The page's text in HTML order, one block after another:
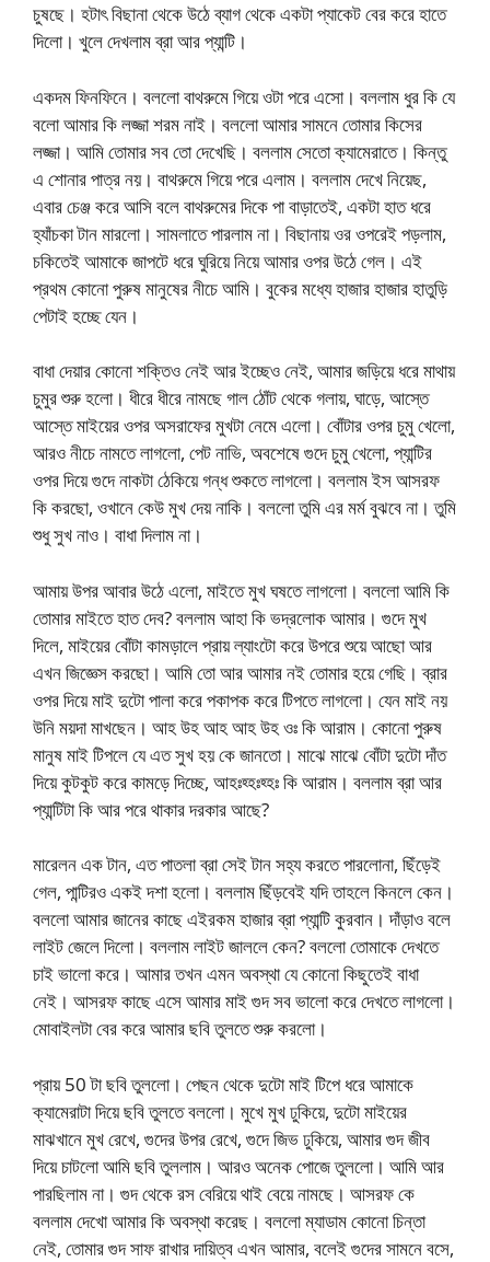
চুষছে। হটাৎ বিছানা থেকে উঠে ব্যাগ থেকে একটা প্যাকেট বের করে হাতে
দিলো। খুলে দেখলাম ব্রা আর প্যান্টি।
একদম ফিনফিনে। বললো বাথরুমে গিয়ে ওটা পরে এসো। বললাম ধুর কি যে
বলো আমার কি লজ্জা শরম নাই। বললো আমার সামনে তোমার কিসের
লজ্জা। আমি তোমার সব তো দেখেছি। বললাম সেতো ক্যামেরাতে। কিন্তু
এ শোনার পাত্র নয়। বাথরুমে গিয়ে পরে এলাম। বললাম দেখে নিয়েছ,
এবার চেঞ্জ করে আসি বলে বাথরুমের দিকে পা বাড়াতেই, একটা হাত ধরে
হ্যাঁচকা টান মারলো। সামলাতে পারলাম না। বিছানায় ওর ওপরেই পড়লাম,
চকিতেই আমাকে জাপটে ধরে ঘুরিয়ে নিয়ে আমার ওপর উঠে গেল। এই
প্রথম কোনো পুরুষ মানুষের নীচে আমি। বুকের মধ্যে হাজার হাজার হাতুড়ি
পেটাই হচ্ছে যেন।
বাধা দেয়ার কোনো শক্তিও নেই আর ইচ্ছেও নেই, আমার জড়িয়ে ধরে মাথায়
চুমুর শুরু হলো। ধীরে ধীরে নামছে গাল ঠোঁট থেকে গলায়, ঘাড়ে, আস্তে
আস্তে মাইয়ের ওপর অসরাফের মুখটা নেমে এলো। বোঁটার ওপর চুমু খেলো,
আরও নীচে নামতে লাগলো, পেট নাভি, অবশেষে গুদে চুমু খেলো, প্যান্টির
ওপর দিয়ে গুদে নাকটা ঠেকিয়ে গন্ধ শুকতে লাগলো। বললাম ইস আসরফ
কি করছো, ওখানে কেউ মুখ দেয় নাকি। বললো তুমি এর মর্ম বুঝবে না। তুমি
শুধু সুখ নাও। বাধা দিলাম না।
আমায় উপর আবার উঠে এলো, মাইতে মুখ ঘষতে লাগলো। বললো আমি কি
তোমার মাইতে হাত দেব? বললাম আহা কি ভদ্রলোক আমার। গুদে মুখ
দিলে, মাইয়ের বোঁটা কামড়ালে প্রায় ল্যাংটো করে উপরে শুয়ে আছো আর
এখন জিজ্ঞেস করছো। আমি তো আর আমার নই তোমার হয়ে গেছি। ব্রার
ওপর দিয়ে মাই দুটো পালা করে পকাপক করে টিপতে লাগলো। যেন মাই নয়
উনি ময়দা মাখছেন। আহ উহ আহ আহ উহ ওঃ কি আরাম। কোনো পুরুষ
মানুষ মাই টিপলে যে এত সুখ হয় কে জানতো। মাঝে মাঝে বোঁটা দুটো দাঁত
দিয়ে কুটকুট করে কামড়ে দিচ্ছে, আহঃহ্হঃহ্হঃ কি আরাম। বললাম ব্রা আর
প্যান্টিটা কি আর পরে থাকার দরকার আছে?
মারেলন এক টান, এত পাতলা ব্রা সেই টান সহ্য করতে পারলোনা, ছিঁড়েই
গেল, পান্টিরও একই দশা হলো। বললাম ছিঁড়বেই যদি তাহলে কিনলে কেন।
বললো আমার জানের কাছে এইরকম হাজার ব্রা প্যান্টি কুরবান। দাঁড়াও বলে
লাইট জেলে দিলো। বললাম লাইট জাললে কেন? বললো তোমাকে দেখতে
চাই ভালো করে। আমার তখন এমন অবস্থা যে কোনো কিছুতেই বাধা
নেই। আসরফ কাছে এসে আমার মাই গুদ সব ভালো করে দেখতে লাগলো।
মোবাইলটা বের করে আমার ছবি তুলতে শুরু করলো।
প্রায় 50 টা ছবি তুললো। পেছন থেকে দুটো মাই টিপে ধরে আমাকে
ক্যামেরাটা দিয়ে ছবি তুলতে বললো। মুখে মুখ ঢুকিয়ে, দুটো মাইয়ের
মাঝখানে মুখ রেখে, গুদের উপর রেখে, গুদে জিভ ঢুকিয়ে, আমার গুদ জীব
দিয়ে চাটলো আমি ছবি তুললাম। আরও অনেক পোজে তুললো। আমি আর
পারছিলাম না। গুদ থেকে রস বেরিয়ে থাই বেয়ে নামছে। আসরফ কে
বললাম দেখো আমার কি অবস্থা করেছ। বললো ম্যাডাম কোনো চিন্তা
নেই, তোমার গুদ সাফ রাখার দায়িত্ব এখন আমার, বলেই গুদের সামনে বসে,